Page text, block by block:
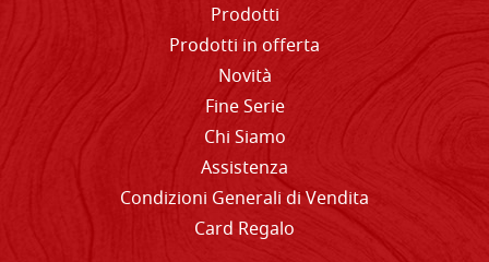
Prodotti
Prodotti in offerta
Novità
Fine Serie
Chi Siamo
Assistenza
Condizioni Generali di Vendita
Card Regalo